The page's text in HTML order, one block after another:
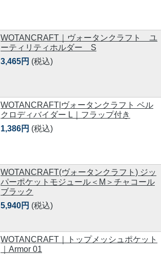
WOTANCRAFT｜ヴォータンクラフト ユ
ーティリティホルダー S
3,465円 (税込)
WOTANCRAFT|ヴォータンクラフト ベル
クロディバイダー L｜フラップ付き
1,386円 (税込)
WOTANCRAFT(ヴォータンクラフト) ジッ
パーポケットモジュール＜M＞チャコール
ブラック
5,940円 (税込)
WOTANCRAFT｜トップメッシュポケット
｜Armor 01